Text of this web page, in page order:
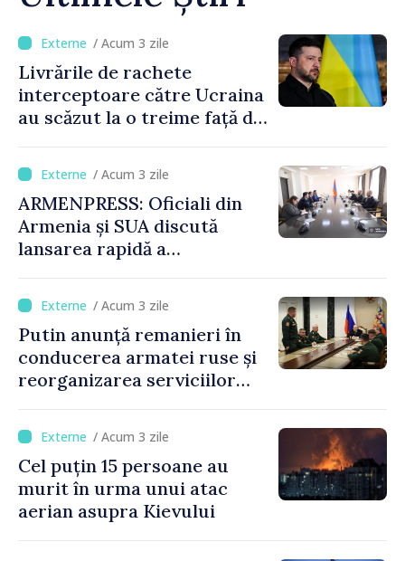
/ Acum 3 zile
Livrările de rachete
interceptoare către Ucraina
au scăzut la o treime față de
/ Acum 3 zile
ARMENPRESS: Oficiali din
Armenia și SUA discută
lansarea rapidă a
/ Acum 3 zile
Putin anunță remanieri în
conducerea armatei ruse și
reorganizarea serviciilor
/ Acum 3 zile
Cel puțin 15 persoane au
murit în urma unui atac
aerian asupra Kievului